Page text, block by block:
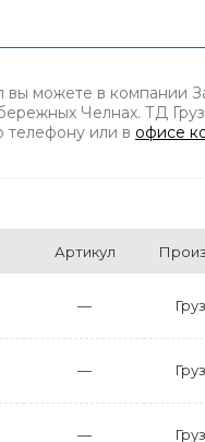
можете в компании
Челнах. ТД
телефону или в офисе
Артикул
—
—
—